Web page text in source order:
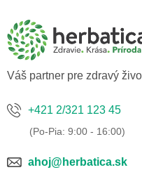
Váš partner pre zdravý
+421 2/321 123 45
ahoj@herbatica.sk